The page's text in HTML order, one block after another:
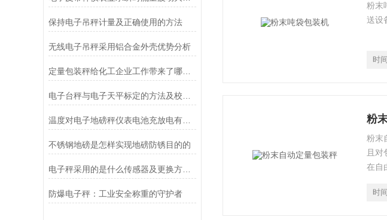
保持电子吊秤计量及正确使用的方法
无线电子吊秤采用铝合金外壳优势分析
定量包装秤给化工企业工作带来了哪些便利？
温度对电子地磅秤仪表电池充放电有什么影响？
不锈钢地磅是怎样实现地磅防锈目的的
电子秤采用的是什么传感器及更换方法？
防爆电子秤：工业安全称重的守护者
粉末
送设
时
粉
粉末
且
在自
时